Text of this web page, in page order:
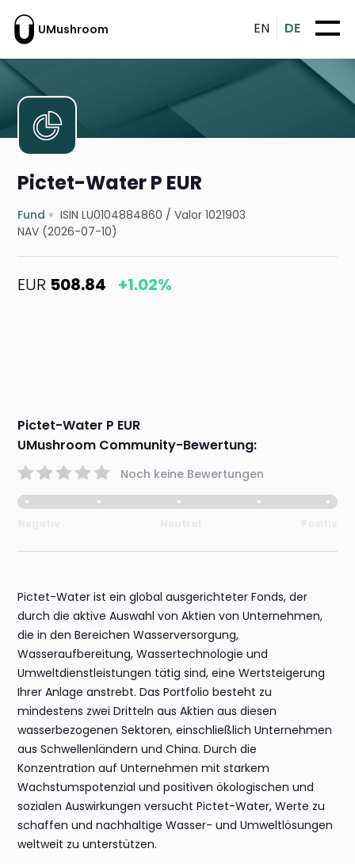
UMushroom EN DE
Pictet-Water P EUR
Fund ISIN LU0104884860 /Valor 1021903
NAV (2026-07-10)
EUR 508.84 +1.02%
Pictet-Water P EUR
UMushroom Community-Bewertung:
Noch keine Bewertungen
Pictet-Water ist ein global ausgerichteter Fonds, der
durch die aktive Auswahl von Aktien von Unternehmen,
die in den Bereichen Wasserversorgung,
Wasseraufbereitung, Wassertechnologie und
Umweltdienstleistungen tätig sind, eine Wertsteigerung
Ihrer Anlage anstrebt. Das Portfolio besteht zu
mindestens zwei Dritteln aus Aktien aus diesen
wasserbezogenen Sektoren, einschließlich Unternehmen
aus Schwellenländern und China. Durch die
Konzentration auf Unternehmen mit starkem
Wachstumspotenzial und positiven ökologischen und
sozialen Auswirkungen versucht Pictet-Water, Werte zu
schaffen und nachhaltige Wasser- und Umweltlösungen
weltweit zu unterstützen.